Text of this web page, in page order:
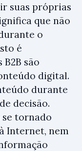
suas próprias
que não
o
é
são
digital.
durante
decisão.
tornado
Internet, nem